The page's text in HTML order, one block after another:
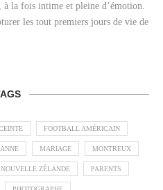
à la fois intime et pleine d’émotion.
les tout premiers jours de vie de
FOOTBALL AMÉRICAIN
MARIAGE MONTREUX
NOUVELLE ZÉLANDE PARENTS